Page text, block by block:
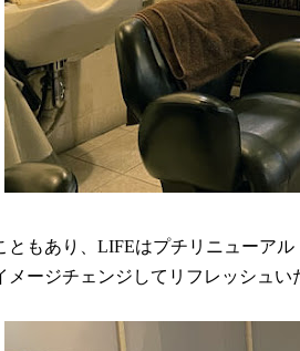
ともあり、LIFEはプチリニューアル
メージチェンジしてリフレッシュい